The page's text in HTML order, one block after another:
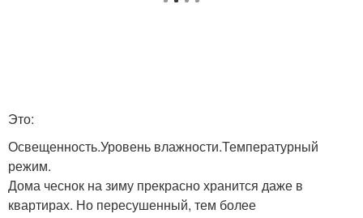
Это:
Освещенность.Уровень влажности.Температурный
режим.
Дома чеснок на зиму прекрасно хранится даже в
квартирах. Но пересушенный, тем более